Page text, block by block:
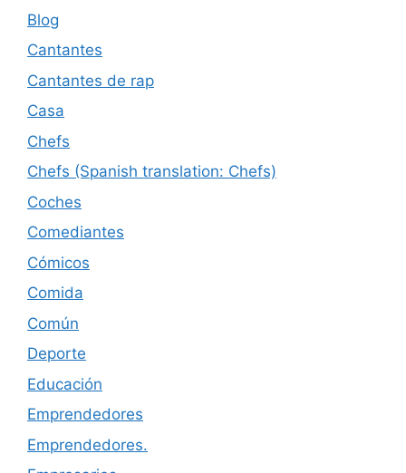
Blog
Cantantes
Cantantes de rap
Casa
Chefs
Chefs (Spanish translation: Chefs)
Coches
Comediantes
Cómicos
Comida
Común
Deporte
Educación
Emprendedores
Emprendedores.